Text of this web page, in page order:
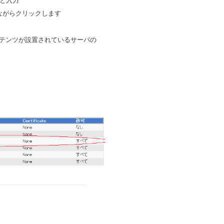
らクリックします
ンツが設置されているサーバの